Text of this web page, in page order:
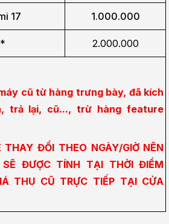
17 1.000.000
2.000.000
cũ từ hàng trưng bày, đã kích
trả lại, cũ..., trừ hàng feature
ĐỔI THEO NGÀY/GIỜ NÊN
ĐƯỢC TÍNH TẠI THỜI ĐIỂM
THU CŨ TRỰC TIẾP TẠI CỬA